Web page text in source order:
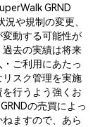
GRND
や規制の変更、
動する可能性が
去の実績は将来
ご利用にあたっ
スク管理を実施
行うよう強くお
の売買によっ
ますので、あら